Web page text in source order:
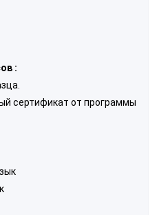
:
сертификат от программы